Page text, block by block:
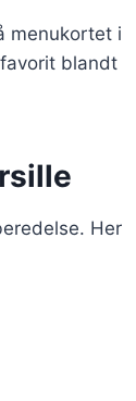
menukortet i
blandt
Her